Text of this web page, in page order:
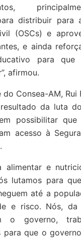
distribuir para
(OSCs) e
e ainda
para que
afirmou.
Consea-AM, Rui
da luta
possibilitar que
acesso à
alimentar e
lutamos para
até a
e risco. Nós, da
o governo,
que o